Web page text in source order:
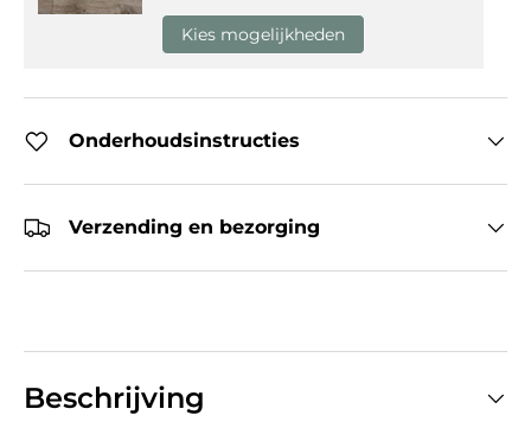
Kies mogelijkheden
Onderhoudsinstructies
Verzending en bezorging
Beschrijving